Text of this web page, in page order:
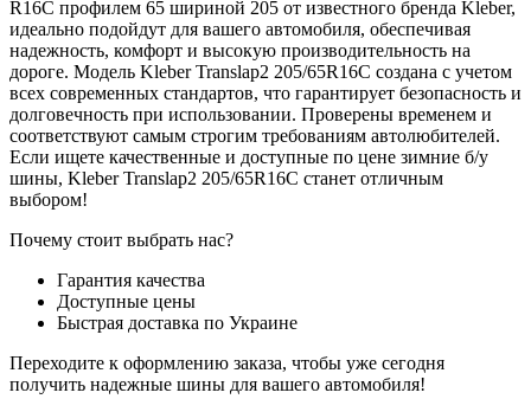
R16C профилем 65 шириной 205 от известного бренда Kleber,
идеально подойдут для вашего автомобиля, обеспечивая
надежность, комфорт и высокую производительность на
дороге. Модель Kleber Translap2 205/65R16C создана с учетом
всех современных стандартов, что гарантирует безопасность и
долговечность при использовании. Проверены временем и
соответствуют самым строгим требованиям автолюбителей.
Если ищете качественные и доступные по цене зимние б/у
шины, Kleber Translap2 205/65R16C станет отличным
выбором!
Почему стоит выбрать нас?
Гарантия качества
Доступные цены
Быстрая доставка по Украине
Переходите к оформлению заказа, чтобы уже сегодня
получить надежные шины для вашего автомобиля!